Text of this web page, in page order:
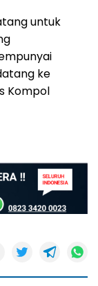
untuk
ke
Kompol